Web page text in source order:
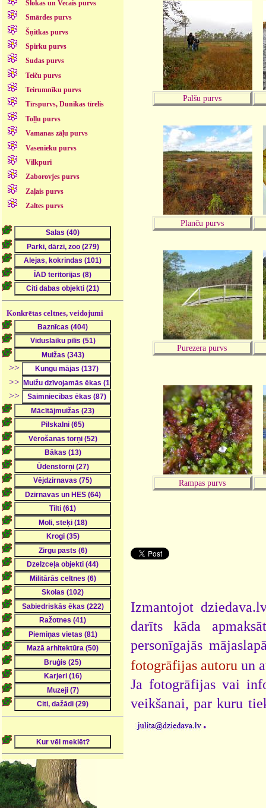
Slokas un Vecais purvs
Smārdes purvs
Šņitkas purvs
Spirku purvs
Sudas purvs
Teiču purvs
Teirumnīku purvs
Tīrspurvs, Dunikas tīrelis
Toļļu purvs
Vamanas zāļu purvs
Vasenieku purvs
Vilkpuri
Zaborovjes purvs
Zaļais purvs
Zaltes purvs
Konkrētas celtnes, veidojumi
>>
>>
>>
Palšu purvs
Planču purvs
Purezera purvs
Rampas purvs
Izmantojot
darīts kāda
personīgajās
fotogrāfijas autoru un
Ja fotogrāfijas vai
veikšanai, par kuru
.